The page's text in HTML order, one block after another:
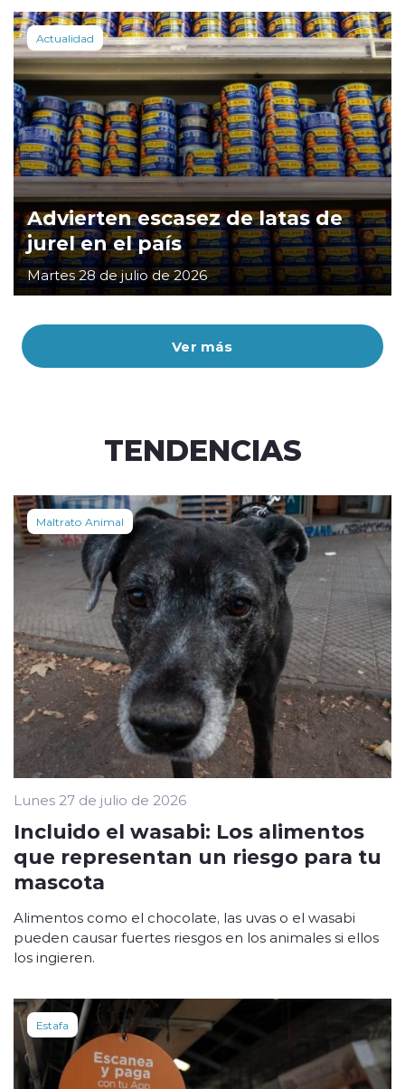
Ver más
Actualidad
Advierten escasez de latas de
jurel en el país
Martes 28 de julio de 2026
TENDENCIAS
Maltrato Animal
Lunes 27 de julio de 2026
Incluido el wasabi: Los alimentos
que representan un riesgo para tu
mascota
Alimentos como el chocolate, las uvas o el wasabi
pueden causar fuertes riesgos en los animales si ellos
los ingieren.
Estafa